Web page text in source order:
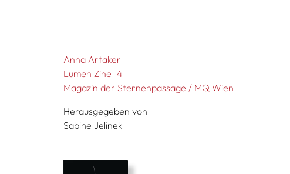
Anna Artaker
Lumen Zine 14
Magazin der Sternenpassage / MQ Wien
Herausgegeben von
Sabine Jelinek